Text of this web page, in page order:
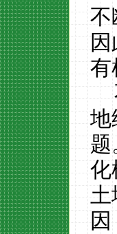
不
因
有
地
题
化
土
因